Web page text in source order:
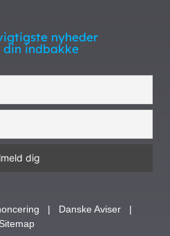
nyheder
indbakke
| Danske Aviser|
Sitemap